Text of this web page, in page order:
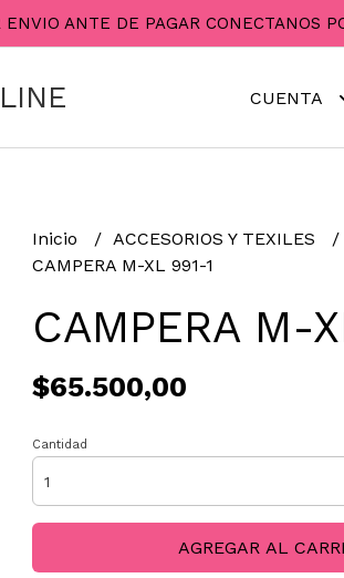
ANTE DE PAGAR CONECTANOS
CUENTA
Inicio
ACCESORIOS Y TEXILES
CAMPERA M-XL 991-1
CAMPERA M-
$65.500,00
Cantidad
AGREGAR AL